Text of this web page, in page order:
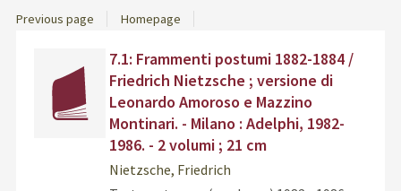
Previous page Homepage
documento
7.1: Frammenti postumi 1882-1884 /
Friedrich Nietzsche ; versione di
Leonardo Amoroso e Mazzino
Montinari. - Milano : Adelphi, 1982-
1986. - 2 volumi ; 21 cm
Nietzsche, Friedrich